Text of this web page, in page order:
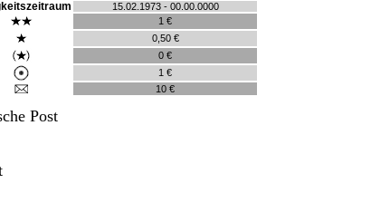
15.02.1973 - 00.00.0000
1 €
0,50 €
0 €
1 €
10 €
Post